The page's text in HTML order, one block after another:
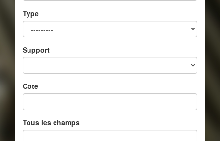
Type
Support
Cote
Tous les champs